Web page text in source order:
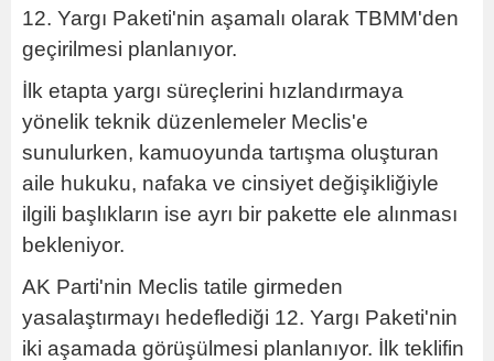
12. Yargı Paketi'nin aşamalı olarak TBMM'den
geçirilmesi planlanıyor.
İlk etapta yargı süreçlerini hızlandırmaya
yönelik teknik düzenlemeler Meclis'e
sunulurken, kamuoyunda tartışma oluşturan
aile hukuku, nafaka ve cinsiyet değişikliğiyle
ilgili başlıkların ise ayrı bir pakette ele alınması
bekleniyor.
AK Parti'nin Meclis tatile girmeden
yasalaştırmayı hedeflediği 12. Yargı Paketi'nin
iki aşamada görüşülmesi planlanıyor. İlk teklifin